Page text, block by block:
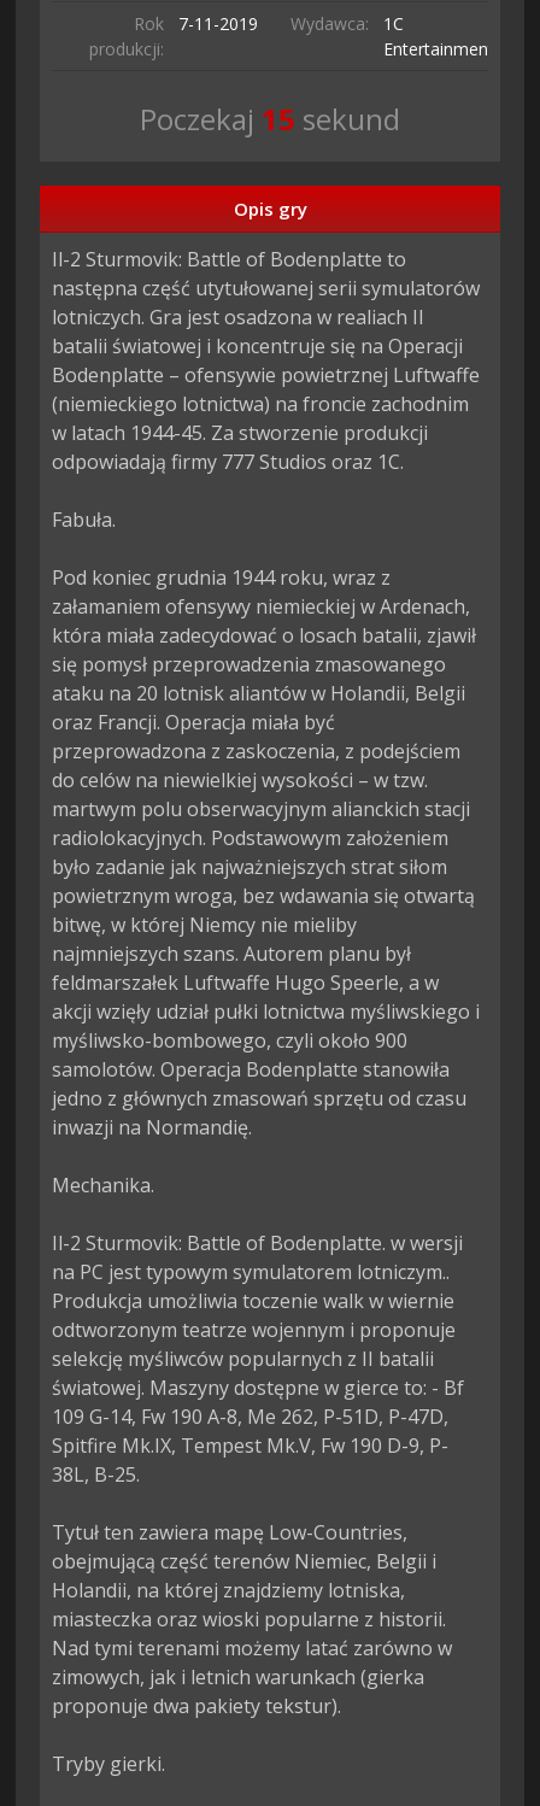
Rok
produkcji:
7-11-2019 Wydawca:
1C
Entertainment
Poczekaj 14 sekund
Opis gry
Il-2 Sturmovik: Battle of Bodenplatte to
następna część utytułowanej serii symulatorów
lotniczych. Gra jest osadzona w realiach II
batalii światowej i koncentruje się na Operacji
Bodenplatte – ofensywie powietrznej Luftwaffe
(niemieckiego lotnictwa) na froncie zachodnim
w latach 1944-45. Za stworzenie produkcji
odpowiadają firmy 777 Studios oraz 1C.
Fabuła.
Pod koniec grudnia 1944 roku, wraz z
załamaniem ofensywy niemieckiej w Ardenach,
która miała zadecydować o losach batalii, zjawił
się pomysł przeprowadzenia zmasowanego
ataku na 20 lotnisk aliantów w Holandii, Belgii
oraz Francji. Operacja miała być
przeprowadzona z zaskoczenia, z podejściem
do celów na niewielkiej wysokości – w tzw.
martwym polu obserwacyjnym alianckich stacji
radiolokacyjnych. Podstawowym założeniem
było zadanie jak najważniejszych strat siłom
powietrznym wroga, bez wdawania się otwartą
bitwę, w której Niemcy nie mieliby
najmniejszych szans. Autorem planu był
feldmarszałek Luftwaffe Hugo Speerle, a w
akcji wzięły udział pułki lotnictwa myśliwskiego i
myśliwsko-bombowego, czyli około 900
samolotów. Operacja Bodenplatte stanowiła
jedno z głównych zmasowań sprzętu od czasu
inwazji na Normandię.
Mechanika.
Il-2 Sturmovik: Battle of Bodenplatte. w wersji
na PC jest typowym symulatorem lotniczym..
Produkcja umożliwia toczenie walk w wiernie
odtworzonym teatrze wojennym i proponuje
selekcję myśliwców popularnych z II batalii
światowej. Maszyny dostępne w gierce to: - Bf
109 G-14, Fw 190 A-8, Me 262, P-51D, P-47D,
Spitfire Mk.IX, Tempest Mk.V, Fw 190 D-9, P-
38L, B-25.
Tytuł ten zawiera mapę Low-Countries,
obejmującą część terenów Niemiec, Belgii i
Holandii, na której znajdziemy lotniska,
miasteczka oraz wioski popularne z historii.
Nad tymi terenami możemy latać zarówno w
zimowych, jak i letnich warunkach (gierka
proponuje dwa pakiety tekstur).
Tryby gierki.